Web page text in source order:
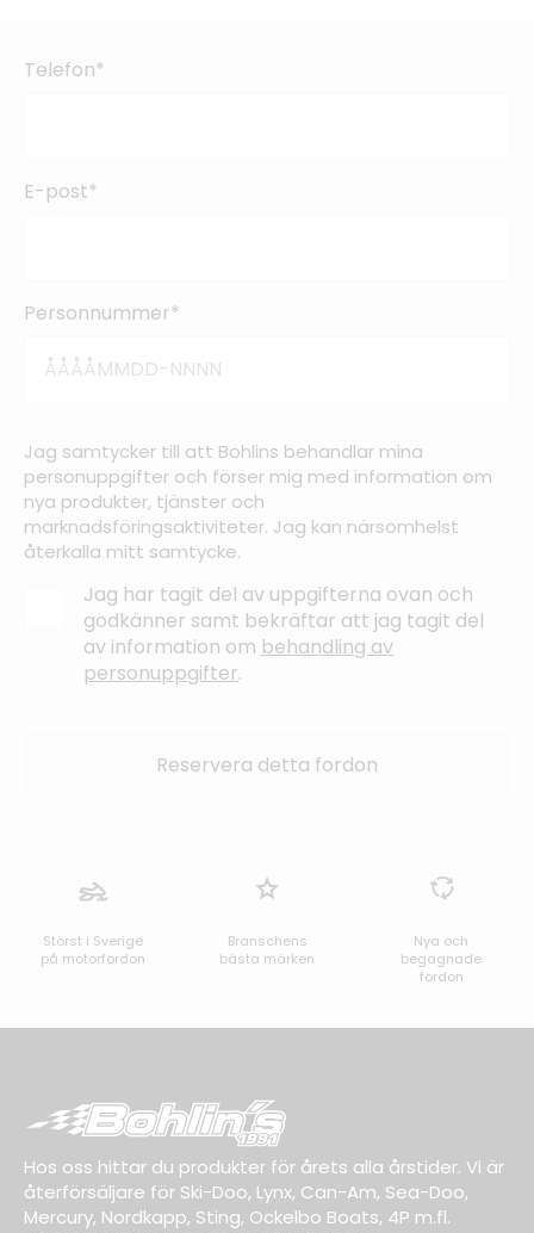
Telefon*
E-post*
Personnummer*
Jag samtycker till att Bohlins behandlar mina
personuppgifter och förser mig med information om
nya produkter, tjänster och
marknadsföringsaktiviteter. Jag kan närsomhelst
återkalla mitt samtycke.
Jag har tagit del av uppgifterna ovan och
godkänner samt bekräftar att jag tagit del
av information om behandling av
personuppgifter.
Störst i Sverige
på motorfordon
Branschens
bästa märken
Nya och
begagnade
fordon
Hos oss hittar du produkter för årets alla årstider. Vi är
återförsäljare för Ski-Doo, Lynx, Can-Am, Sea-Doo,
Mercury, Nordkapp, Sting, Ockelbo Boats, 4P m.fl.